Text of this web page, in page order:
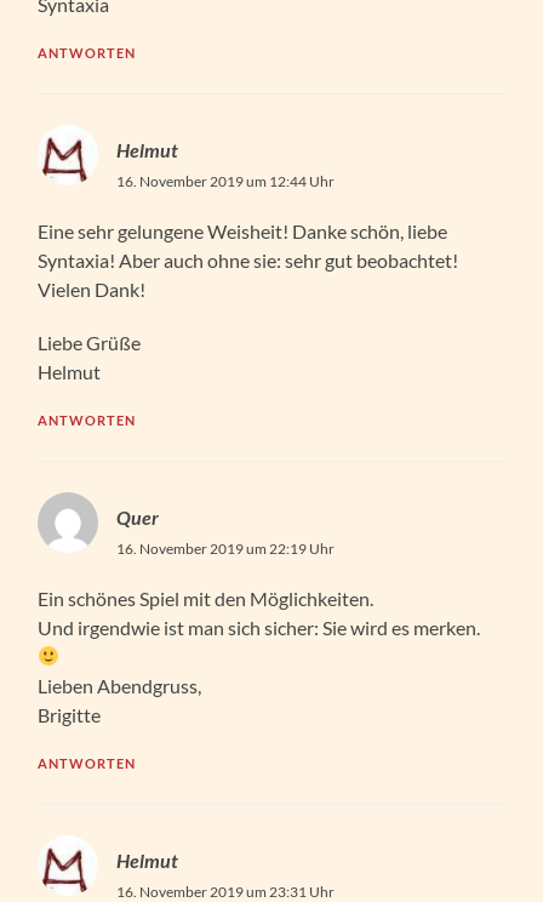
ANTWORTEN
Helmut
16. November 2019 um 12:44 Uhr
Eine sehr gelungene Weisheit! Danke schön, liebe
Syntaxia! Aber auch ohne sie: sehr gut beobachtet!
Vielen Dank!
Liebe Grüße
Helmut
ANTWORTEN
Quer
16. November 2019 um 22:19 Uhr
Ein schönes Spiel mit den Möglichkeiten.
Und irgendwie ist man sich sicher: Sie wird es merken.
Lieben Abendgruss,
Brigitte
ANTWORTEN
Helmut
16. November 2019 um 23:31 Uhr